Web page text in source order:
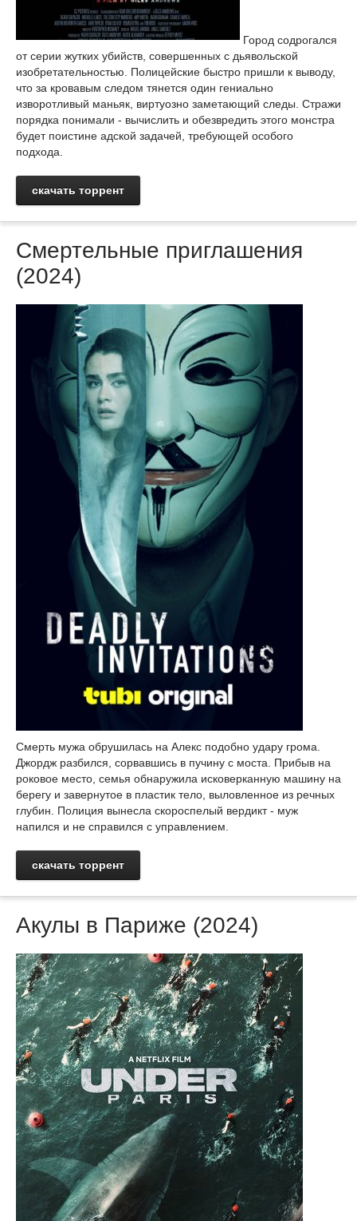
Город содрогался
от серии жутких убийств, совершенных с дьявольской
изобретательностью. Полицейские быстро пришли к выводу,
что за кровавым следом тянется один гениально
изворотливый маньяк, виртуозно заметающий следы. Стражи
порядка понимали - вычислить и обезвредить этого монстра
будет поистине адской задачей, требующей особого
подхода.
скачать торрент
Смертельные приглашения
(2024)
Смерть мужа обрушилась на Алекс подобно удару грома.
Джордж разбился, сорвавшись в пучину с моста. Прибыв на
роковое место, семья обнаружила исковерканную машину на
берегу и завернутое в пластик тело, выловленное из речных
глубин. Полиция вынесла скороспелый вердикт - муж
напился и не справился с управлением.
скачать торрент
Акулы в Париже (2024)